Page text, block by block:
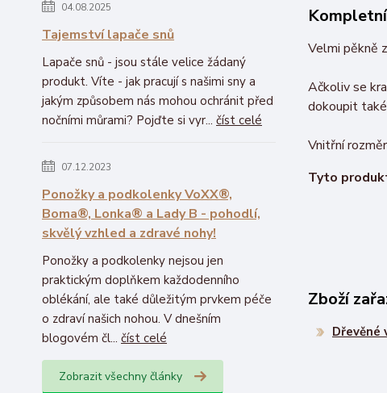
04.08.2025
Tajemství lapače snů
Lapače snů - jsou stále velice žádaný
produkt. Víte - jak pracují s našimi sny a
jakým způsobem nás mohou ochránit před
nočními můrami? Pojďte si vyr... číst celé
07.12.2023
Ponožky a podkolenky VoXX®,
Boma®, Lonka® a Lady B - pohodlí,
skvělý vzhled a zdravé nohy!
Ponožky a podkolenky nejsou jen
praktickým doplňkem každodenního
oblékání, ale také důležitým prvkem péče
o zdraví našich nohou. V dnešním
blogovém čl... číst celé
Zobrazit všechny články
Velmi pěkně
Ačkoliv se
dokoupit
Vnitřní
Tyto
Zboží
Dřevěné